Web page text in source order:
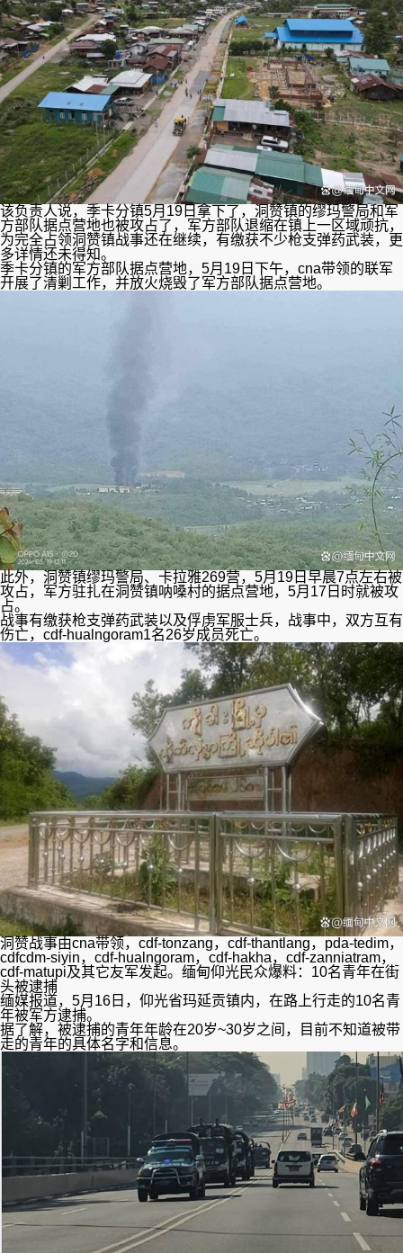
该负责人说，季卡分镇5月19日拿下了，洞赞镇的缪玛警局和军
方部队据点营地也被攻占了，军方部队退缩在镇上一区域顽抗，
为完全占领洞赞镇战事还在继续，有缴获不少枪支弹药武装，更
多详情还未得知。
季卡分镇的军方部队据点营地，5月19日下午，cna带领的联军
开展了清剿工作，并放火烧毁了军方部队据点营地。
此外，洞赞镇缪玛警局、卡拉雅269营，5月19日早晨7点左右被
攻占，军方驻扎在洞赞镇呐嗓村的据点营地，5月17日时就被攻
占。
战事有缴获枪支弹药武装以及俘虏军服士兵，战事中，双方互有
伤亡，cdf-hualngoram1名26岁成员死亡。
洞赞战事由cna带领，cdf-tonzang，cdf-thantlang，pda-tedim，
cdfcdm-siyin，cdf-hualngoram，cdf-hakha，cdf-zanniatram，
cdf-matupi及其它友军发起。缅甸仰光民众爆料：10名青年在街
头被逮捕
缅媒报道，5月16日，仰光省玛延贡镇内，在路上行走的10名青
年被军方逮捕。
据了解，被逮捕的青年年龄在20岁~30岁之间，目前不知道被带
走的青年的具体名字和信息。